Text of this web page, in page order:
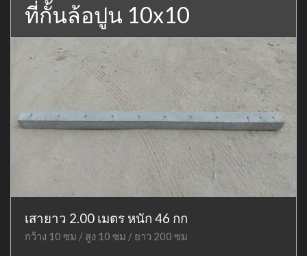
ที่กั้นล้อปูน 10x10
เสายาว 2.00 เมตร หนัก 46 กก
กว้าง 10 ซม / สูง 10 ซม / ยาว 200 ซม